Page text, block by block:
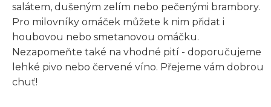
salátem, dušeným zelím nebo pečenými brambory.
Pro milovníky omáček můžete k nim přidat i
houbovou nebo smetanovou omáčku.
Nezapomeňte také na vhodné pití - doporučujeme
lehké pivo nebo červené víno. Přejeme vám dobrou
chuť!